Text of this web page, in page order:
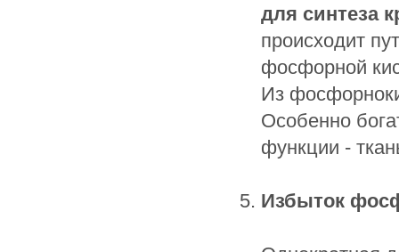
для синтеза
происходит
фосфорной
Из
Особенно
функции -
Избыток